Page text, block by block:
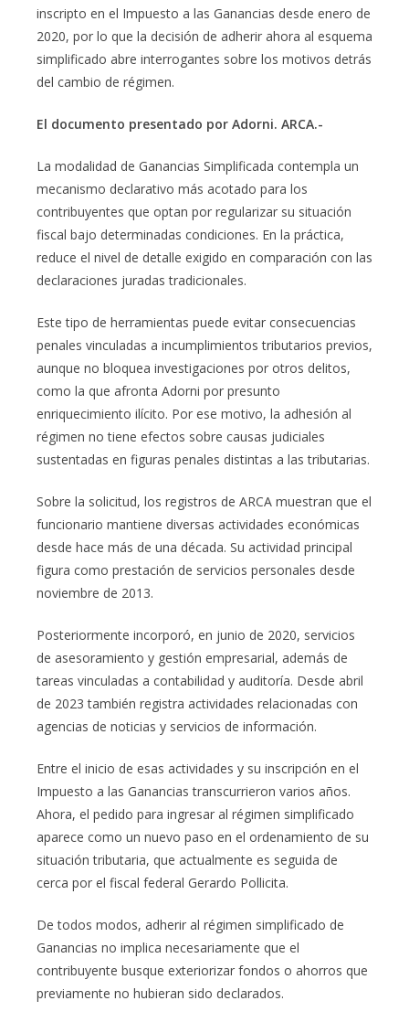
inscripto en el Impuesto a las Ganancias desde enero de
2020, por lo que la decisión de adherir ahora al esquema
simplificado abre interrogantes sobre los motivos detrás
del cambio de régimen.
El documento presentado por Adorni. ARCA.-
La modalidad de Ganancias Simplificada contempla un
mecanismo declarativo más acotado para los
contribuyentes que optan por regularizar su situación
fiscal bajo determinadas condiciones. En la práctica,
reduce el nivel de detalle exigido en comparación con las
declaraciones juradas tradicionales.
Este tipo de herramientas puede evitar consecuencias
penales vinculadas a incumplimientos tributarios previos,
aunque no bloquea investigaciones por otros delitos,
como la que afronta Adorni por presunto
enriquecimiento ilícito. Por ese motivo, la adhesión al
régimen no tiene efectos sobre causas judiciales
sustentadas en figuras penales distintas a las tributarias.
Sobre la solicitud, los registros de ARCA muestran que el
funcionario mantiene diversas actividades económicas
desde hace más de una década. Su actividad principal
figura como prestación de servicios personales desde
noviembre de 2013.
Posteriormente incorporó, en junio de 2020, servicios
de asesoramiento y gestión empresarial, además de
tareas vinculadas a contabilidad y auditoría. Desde abril
de 2023 también registra actividades relacionadas con
agencias de noticias y servicios de información.
Entre el inicio de esas actividades y su inscripción en el
Impuesto a las Ganancias transcurrieron varios años.
Ahora, el pedido para ingresar al régimen simplificado
aparece como un nuevo paso en el ordenamiento de su
situación tributaria, que actualmente es seguida de
cerca por el fiscal federal Gerardo Pollicita.
De todos modos, adherir al régimen simplificado de
Ganancias no implica necesariamente que el
contribuyente busque exteriorizar fondos o ahorros que
previamente no hubieran sido declarados.